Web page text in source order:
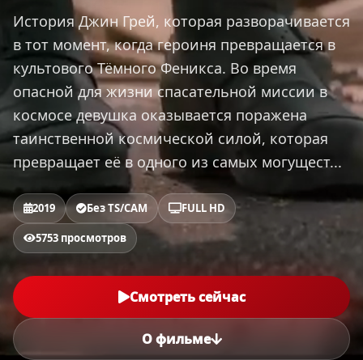
История Джин Грей, которая разворачивается
в тот момент, когда героиня превращается в
культового Тёмного Феникса. Во время
опасной для жизни спасательной миссии в
космосе девушка оказывается поражена
таинственной космической силой, которая
превращает её в одного из самых могущест...
2019 Без TS/CAM FULL HD
5753 просмотров
Смотреть сейчас
О фильме